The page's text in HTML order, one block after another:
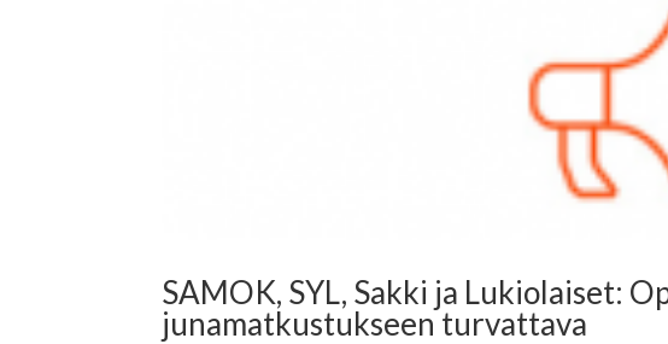
SAMOK, SYL, Sakki ja Lukiolaiset:
junamatkustukseen turvattava